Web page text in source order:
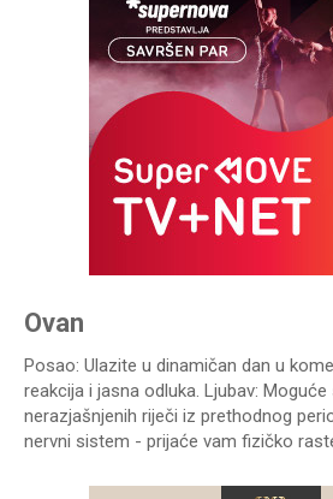
Ovan
Posao: Ulazite u dinamičan dan u
reakcija i jasna odluka. Ljubav:
nerazjašnjenih riječi iz prethodnog
nervni sistem - prijaće vam fizičko